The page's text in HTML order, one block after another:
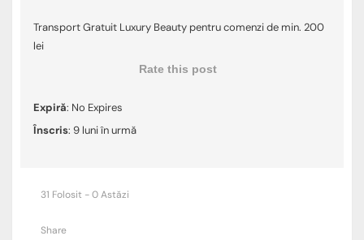
Transport Gratuit Luxury Beauty pentru comenzi de min. 200
lei
Rate this post
Expiră: No Expires
Înscris: 9 luni în urmă
31 Folosit - 0 Astăzi
Share